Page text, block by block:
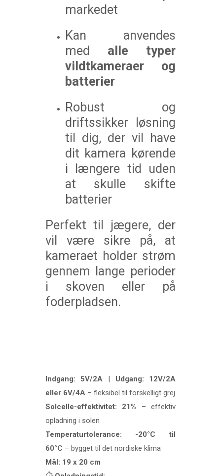
markedet
Kan anvendes
med alle typer
vildtkameraer og
batterier
Robust og
driftssikker løsning
til dig, der vil have
dit kamera kørende
i længere tid uden
at skulle skifte
batterier
Perfekt til jægere, der
vil være sikre på, at
kameraet holder strøm
gennem lange perioder
i skoven eller på
foderpladsen.
Indgang: 5V/2A | Udgang: 12V/2A
eller 6V/4A – fleksibel til forskelligt grej
Solcelle-effektivitet: 21% – effektiv
opladning i solen
Temperaturtolerance: -20°C til
60°C – bygget til det nordiske klima
Mål: 19 x 20 cm